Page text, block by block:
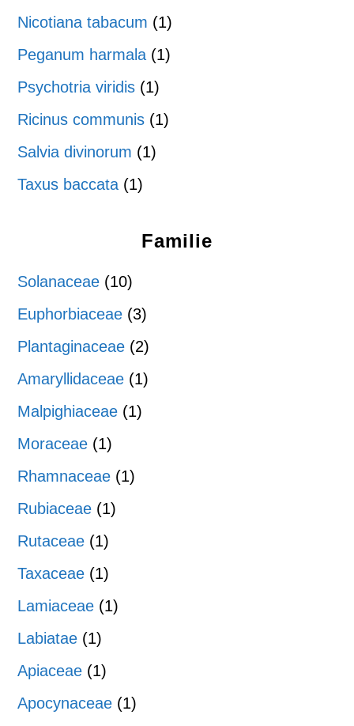
Nicotiana tabacum (1)
Peganum harmala (1)
Psychotria viridis (1)
Ricinus communis (1)
Salvia divinorum (1)
Taxus baccata (1)
Familie
Solanaceae (10)
Euphorbiaceae (3)
Plantaginaceae (2)
Amaryllidaceae (1)
Malpighiaceae (1)
Moraceae (1)
Rhamnaceae (1)
Rubiaceae (1)
Rutaceae (1)
Taxaceae (1)
Lamiaceae (1)
Labiatae (1)
Apiaceae (1)
Apocynaceae (1)